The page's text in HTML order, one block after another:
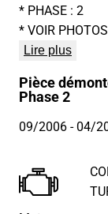
* PHASE : 2
* VOIR PHOTOS
Lire plus
Pièce
Phase 2
09/2006- 04/